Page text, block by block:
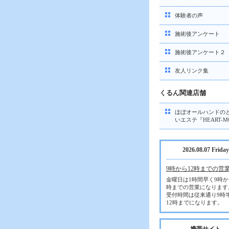
体験者の声
施術後アンケート
施術後アンケート２
友人リンク集
くるん関連店舗
ほぼオールハンドの
いエステ『HEART-
2026.08.07 Friday
9時から12時までの営
金曜日は1時間早く9時か
時までの営業になります
受付時間は従来通り9時
12時までになります。